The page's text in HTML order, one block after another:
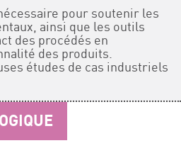
pour soutenir les
ainsi que les outils
des procédés en
des produits.
études de cas industriels